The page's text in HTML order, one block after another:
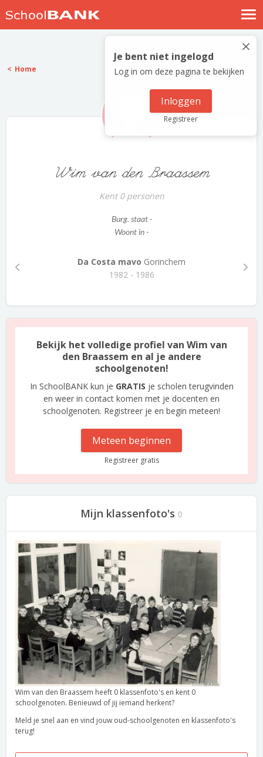
Nostalgische verhalen
Log in
Meld je gratis aan
×
Je bent niet ingelogd
Log in om deze pagina te bekijken
Inloggen
Registreer
Home
Wim van den Braassem
Kent 0 personen
Burg. staat -
Woont in -
Da Costa mavo Gorinchem
1982 - 1986
Bekijk het volledige profiel van Wim van
den Braassem en al je andere
schoolgenoten!
In SchoolBANK kun je GRATIS je scholen terugvinden
en weer in contact komen met je docenten en
schoolgenoten. Registreer je en begin meteen!
Meteen beginnen
Registreer gratis
Mijn klassenfoto's 0
Wim van den Braassem heeft 0 klassenfoto's en kent 0
schoolgenoten. Benieuwd of jij iemand herkent?
Meld je snel aan en vind jouw oud-schoolgenoten en klassenfoto's
terug!